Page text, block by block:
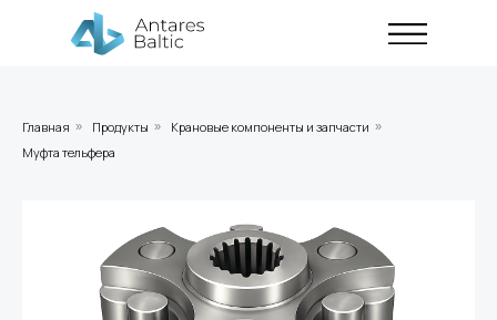
Главная » Продукты » Крановые компоненты и запчасти »
Муфта тельфера